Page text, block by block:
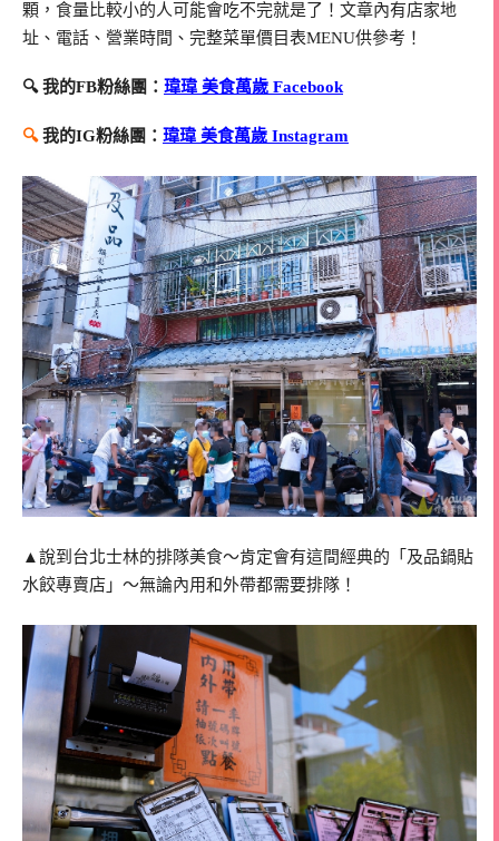
顆，食量比較小的人可能會吃不完就是了！文章內有店家地
址、電話、營業時間、完整菜單價目表MENU供參考！
🔍 我的FB粉絲團： 瑋瑋 美食萬歲 Facebook
🔍我的IG粉絲團： 瑋瑋 美食萬歲 Instagram
▲說到台北士林的排隊美食～肯定會有這間經典的「及品鍋貼
水餃專賣店」～無論內用和外帶都需要排隊！